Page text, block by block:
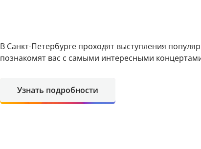
В Санкт-Петербурге проходят выступления
познакомят вас с самыми интересными
Узнать подробности